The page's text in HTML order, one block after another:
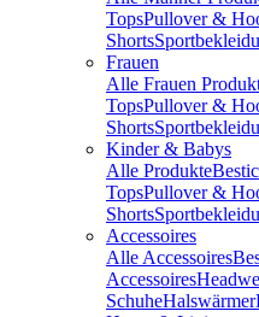
TopsPullover &
Shorts
Frauen
Alle Frauen
TopsPullover &
Shorts
Kinder & Babys
Alle Produkte
TopsPullover &
Shorts
Accessoires
Alle Accessoires
Accessoires
SchuheHalswärmer